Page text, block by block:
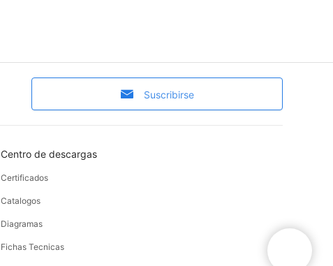
Suscribirse
Centro de descargas
Certificados
Catalogos
Diagramas
Fichas Tecnicas